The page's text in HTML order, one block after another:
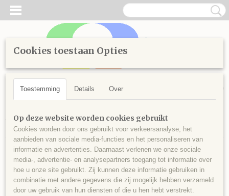
Inloggen Registreren
UW WINKELWAGEN
Home >Diamond Painting> Losse steentjes vierkant
vanaf 3800>Vierkante steentjes nr 3854
Cookies toestaan Opties
Toestemming Details Over
Op deze website worden cookies gebruikt
Cookies worden door ons gebruikt voor verkeersanalyse, het
aanbieden van sociale media-functies en het personaliseren van
informatie en advertenties. Daarnaast verlenen we onze sociale
media-, advertentie- en analysepartners toegang tot informatie over
hoe u onze site gebruikt. Zij kunnen deze informatie gebruiken in
combinatie met andere gegevens die zij mogelijk hebben verzameld
door uw gebruik van hun diensten of die u hen hebt verstrekt.